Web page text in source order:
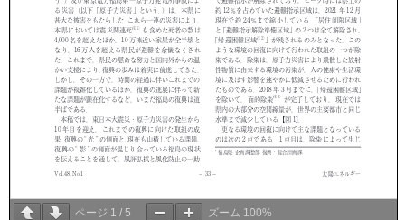
ページ 1 / 5 ズーム 100%